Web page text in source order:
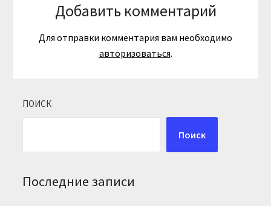
Добавить комментарий
Для отправки комментария вам необходимо
авторизоваться.
ПОИСК
Поиск
Последние записи